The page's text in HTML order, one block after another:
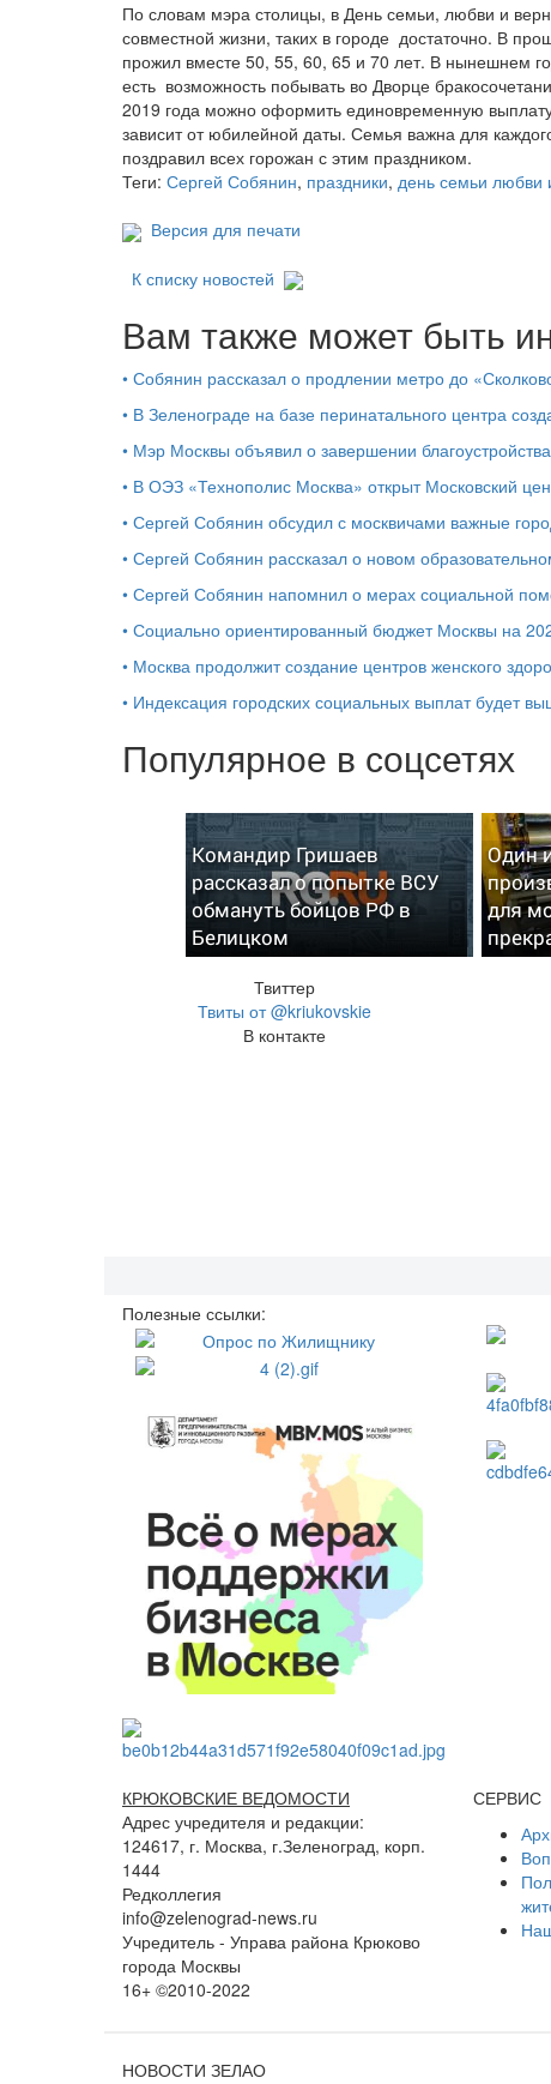
По словам мэра столицы, в День семьи, любви и
совместной жизни, таких в городе достаточно. В
прожил вместе 50, 55, 60, 65 и 70 лет. В нынешнем
есть возможность побывать во Дворце
2019 года можно оформить единовременную
зависит от юбилейной даты. Семья важна для
поздравил всех горожан с этим праздником.
Теги: Сергей Собянин, праздники, день семьи любви
Версия для печати
К списку новостей
Вам также может быть
• Собянин рассказал о продлении метро до
• В Зеленограде на базе перинатального центра
• Мэр Москвы объявил о завершении
• В ОЭЗ «Технополис Москва» открыт Московский
• Сергей Собянин обсудил с москвичами важные
• Сергей Собянин рассказал о новом
• Сергей Собянин напомнил о мерах социальной
• Социально ориентированный бюджет Москвы на
• Москва продолжит создание центров женского
• Индексация городских социальных выплат будет
Популярное в соцсетях
Командир Гришаев
рассказал о попытке ВСУ
обмануть бойцов РФ в
Белицком
Один
для
Твиттер
Твиты от @kriukovskie
В контакте
Полезные ссылки:
КРЮКОВСКИЕ ВЕДОМОСТИ
Адрес учредителя и редакции:
124617, г. Москва, г.Зеленоград, корп.
1444
Редколлегия
info@zelenograd-news.ru
Учредитель - Управа района Крюково
города Москвы
16+ ©2010-2022
СЕРВИС
НОВОСТИ ЗЕЛАО